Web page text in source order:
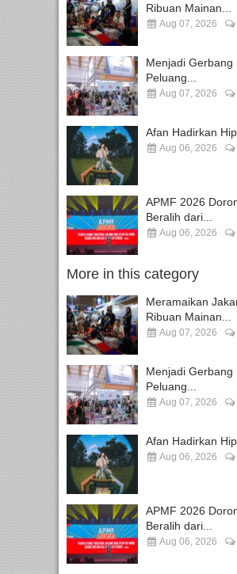
Ribuan Mainan...
Aug 07, 2026
Menjadi Gerbang
Peluang...
Aug 07, 2026
Afan Hadirkan
Aug 06, 2026
APMF 2026
Beralih dari...
Aug 06, 2026
More in this category
Meramaikan
Ribuan Mainan...
Aug 07, 2026
Menjadi Gerbang
Peluang...
Aug 07, 2026
Afan Hadirkan
Aug 06, 2026
APMF 2026
Beralih dari...
Aug 06, 2026